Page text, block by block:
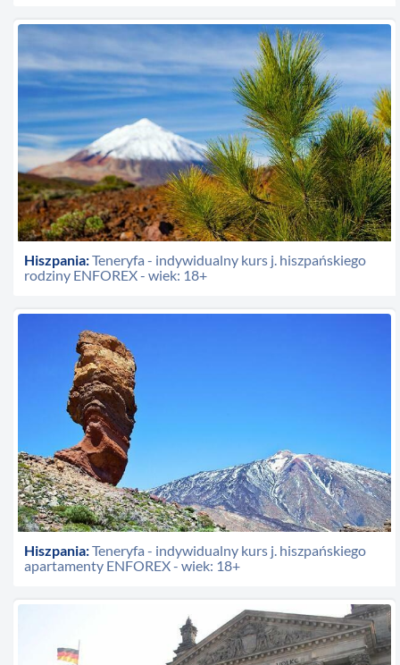
Hiszpania:Teneryfa - indywidualny kurs j. hiszpańskiego
rodziny ENFOREX - wiek: 18+
Hiszpania:Teneryfa - indywidualny kurs j. hiszpańskiego
apartamenty ENFOREX - wiek: 18+